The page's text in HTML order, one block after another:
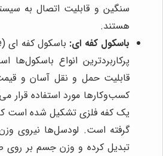
سنگین و قابلیت اتصال به
هستند.
باسکول کفه ای:
پرکاربردترین انواع
قابلیت حمل و نقل آسان و
کسب‌وکارها مورد استفاده قرار
یک کفه فلزی تشکیل شده است که
گرفته است. لودسل‌ها نیروی
تبدیل کرده و وزن جسم بر